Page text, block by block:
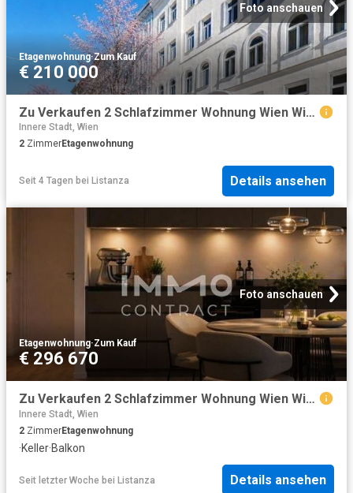
Foto anschauen
Etagenwohnung·Zum Kauf
€ 210 000
Zu Verkaufen 2 Schlafzimmer Wohnung Wien Wien DS104713075
Innere Stadt, Wien
2 ZimmerEtagenwohnung
Seit 4 Tagen bei Listanza Details ansehen
Foto anschauen
Etagenwohnung·Zum Kauf
€ 296 670
Zu Verkaufen 2 Schlafzimmer Wohnung Wien Wien DS104600048
Innere Stadt, Wien
2 ZimmerEtagenwohnung
·Keller·Balkon
Seit letzter Woche bei Listanza Details ansehen